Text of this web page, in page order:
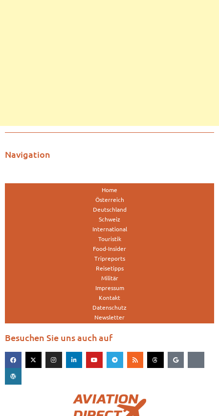
Navigation
Home
Österreich
Deutschland
Schweiz
International
Touristik
Food-Insider
Tripreports
Reisetipps
Militär
Impressum
Kontakt
Datenschutz
Newsletter
Besuchen Sie uns auch auf